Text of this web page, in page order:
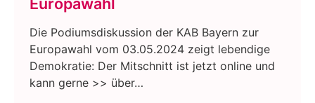
Die Podiumsdiskussion der KAB Bayern zur
Europawahl vom 03.05.2024 zeigt lebendige
Demokratie: Der Mitschnitt ist jetzt online und
kann gerne >> über…